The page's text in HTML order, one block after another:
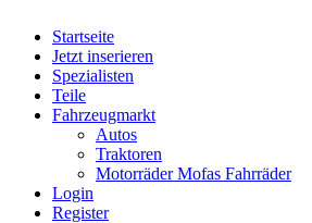
Startseite
Jetzt inserieren
Spezialisten
Teile
Fahrzeugmarkt
Autos
Traktoren
Motorräder Mofas Fahrräder
Login
Register